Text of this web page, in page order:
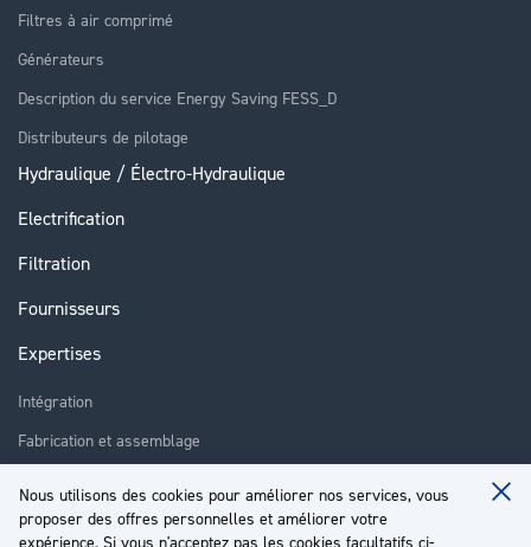
Nous utilisons des cookies pour améliorer nos services, vous
proposer des offres personnelles et améliorer votre
expérience. Si vous n'acceptez pas les cookies facultatifs ci-
Filtres à air comprimé
Générateurs
Description du service Energy Saving FESS_D
Distributeurs de pilotage
Hydraulique / Électro-Hydraulique
Electrification
Filtration
Fournisseurs
Expertises
Intégration
Fabrication et assemblage
Réparation